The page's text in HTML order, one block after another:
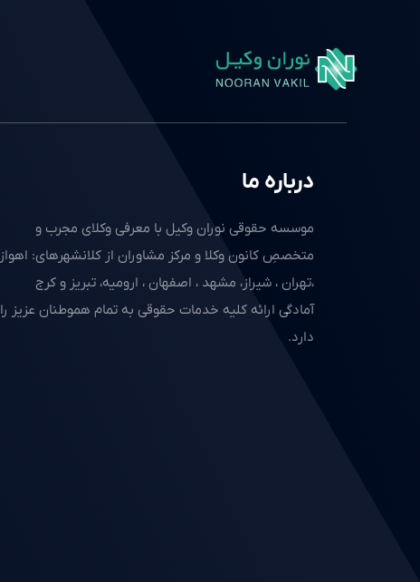
درباره ما
موسسه حقوقی نوران وکیل با معرفی وکلای مجرب و
متخصصِ کانون وکلا و مرکز مشاوران از کلانشهرهای: اهواز
،تهران ، شیراز، مشهد ، اصفهان ، ارومیه، تبریز و کرج
آمادگی ارائه کلیه خدمات حقوقی به تمام هموطنان عزیز را
دارد.